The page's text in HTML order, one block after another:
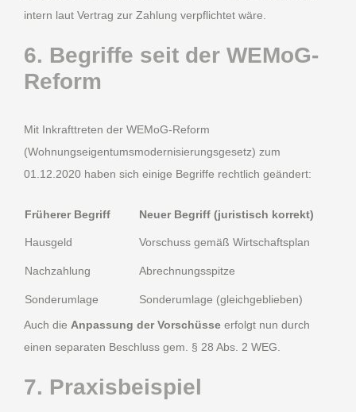
intern laut Vertrag zur Zahlung verpflichtet wäre.
6. Begriffe seit der WEMoG-
Reform
Mit Inkrafttreten der WEMoG-Reform
(Wohnungseigentumsmodernisierungsgesetz) zum
01.12.2020 haben sich einige Begriffe rechtlich geändert:
Früherer Begriff Neuer Begriff (juristisch korrekt)
Hausgeld Vorschuss gemäß Wirtschaftsplan
Nachzahlung Abrechnungsspitze
Sonderumlage
Sonderumlage (gleichgeblieben)
Auch die Anpassung der Vorschüsse erfolgt nun durch
einen separaten Beschluss gem. § 28 Abs. 2 WEG.
7. Praxisbeispiel